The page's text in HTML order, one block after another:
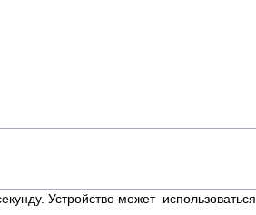
19
Устройство может использоваться